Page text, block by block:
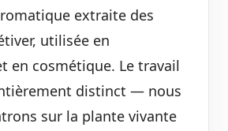
extraite des
utilisée en
en cosmétique. Le travail
distinct — nous
sur la plante vivante